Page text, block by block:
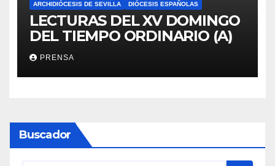
ARCHIDIÓCESIS DE SEVILLA DIÓCESIS ESPAÑOLAS
LECTURAS DEL XV DOMINGO
DEL TIEMPO ORDINARIO (A)
PRENSA
Buscador